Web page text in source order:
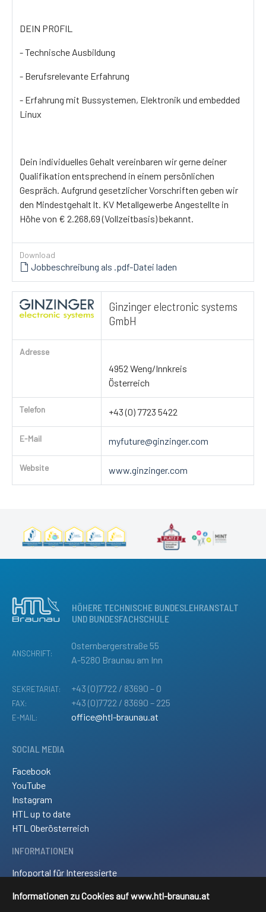
Informationen zu Cookies auf www.htl-braunau.at
DEIN PROFIL
- Technische Ausbildung
- Berufsrelevante Erfahrung
- Erfahrung mit Bussystemen, Elektronik und embedded
Linux
Dein individuelles Gehalt vereinbaren wir gerne deiner
Qualifikation entsprechend in einem persönlichen
Gespräch. Aufgrund gesetzlicher Vorschriften geben wir
den Mindestgehalt lt. KV Metallgewerbe Angestellte in
Höhe von € 2.268,69 (Vollzeitbasis) bekannt.
Download
Jobbeschreibung als .pdf-Datei laden
Ginzinger electronic systems
GmbH
Adresse
4952 Weng/Innkreis
Österreich
Telefon +43 (0) 7723 5422
E-Mail myfuture@ginzinger.com
Website www.ginzinger.com
HÖHERE TECHNISCHE BUNDESLEHRANSTALT
UND BUNDESFACHSCHULE
ANSCHRIFT:
Osternbergerstraße 55
A-5280 Braunau am Inn
SEKRETARIAT: +43 (0)7722 / 83690 – 0
FAX: +43 (0)7722 / 83690 – 225
E-MAIL: office@htl-braunau.at
SOCIAL MEDIA
Facebook
YouTube
Instagram
HTL up to date
HTL Oberösterreich
INFORMATIONEN
Infoportal für Interessierte
Downloads